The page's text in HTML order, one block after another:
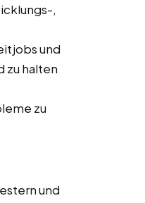
,
und
zu halten
zu
und